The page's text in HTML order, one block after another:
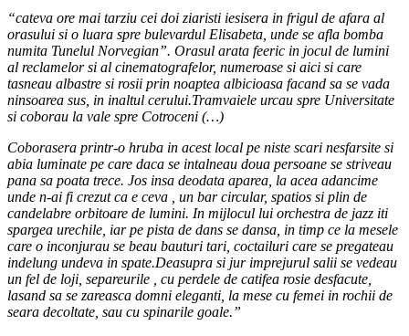
“cateva ore mai tarziu cei doi ziaristi iesisera in frigul de afara al
orasului si o luara spre bulevardul Elisabeta, unde se afla bomba
numita Tunelul Norvegian”. Orasul arata feeric in jocul de lumini
al reclamelor si al cinematografelor, numeroase si aici si care
tasneau albastre si rosii prin noaptea albicioasa facand sa se vada
ninsoarea sus, in inaltul cerului.Tramvaiele urcau spre Universitate
si coborau la vale spre Cotroceni (…)
Coborasera printr-o hruba in acest local pe niste scari nesfarsite si
abia luminate pe care daca se intalneau doua persoane se striveau
pana sa poata trece. Jos insa deodata aparea, la acea adancime
unde n-ai fi crezut ca e ceva , un bar circular, spatios si plin de
candelabre orbitoare de lumini. In mijlocul lui orchestra de jazz iti
spargea urechile, iar pe pista de dans se dansa, in timp ce la mesele
care o inconjurau se beau bauturi tari, coctailuri care se pregateau
indelung undeva in spate.Deasupra si jur imprejurul salii se vedeau
un fel de loji, separeurile , cu perdele de catifea rosie desfacute,
lasand sa se zareasca domni eleganti, la mese cu femei in rochii de
seara decoltate, sau cu spinarile goale.”